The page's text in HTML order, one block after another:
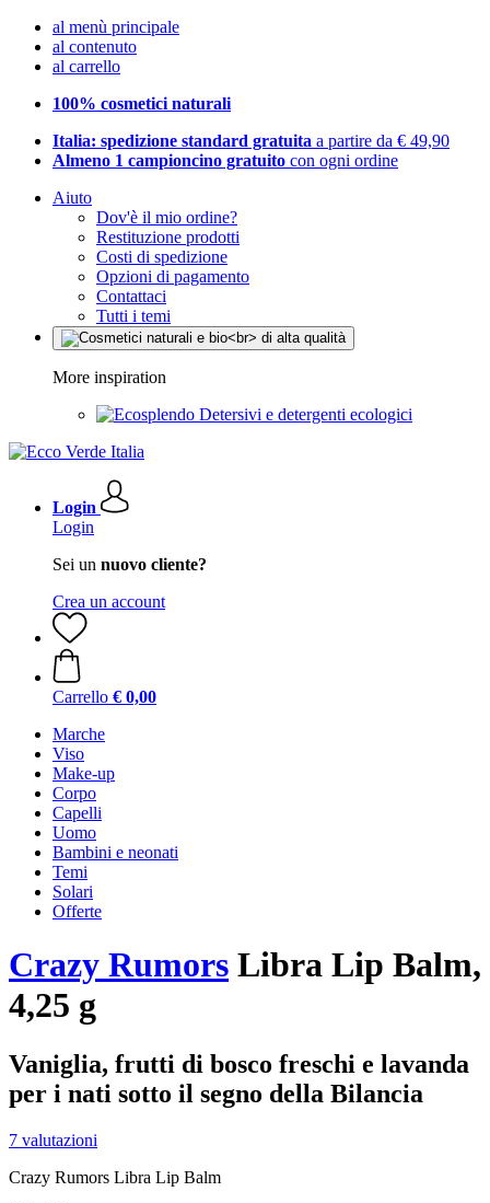
al menù principale
al contenuto
al carrello
100% cosmetici naturali
Italia: spedizione standard gratuita a partire da € 49,90
Almeno 1 campioncino gratuito con ogni ordine
Aiuto
Dov'è il mio ordine?
Restituzione prodotti
Costi di spedizione
Opzioni di pagamento
Contattaci
Tutti i temi
More inspiration
Detersivi e detergenti ecologici
Login
Login
Sei un nuovo cliente?
Crea un account
Carrello € 0,00
Marche
Viso
Make-up
Corpo
Capelli
Uomo
Bambini e neonati
Temi
Solari
Offerte
Crazy Rumors Libra Lip Balm,
4,25 g
Vaniglia, frutti di bosco freschi e lavanda
per i nati sotto il segno della Bilancia
7 valutazioni
Crazy Rumors Libra Lip Balm